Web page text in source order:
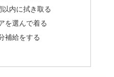
内に拭き取る
を選んで着る
補給をする